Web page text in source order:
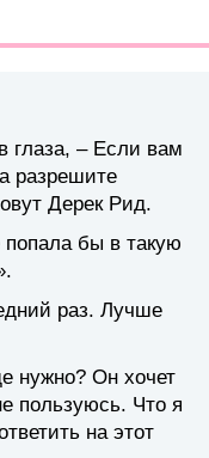
глаза, – Если вам
разрешите
Дерек Рид.
бы в такую
раз. Лучше
нужно? Он хочет
пользуюсь. Что я
на этот